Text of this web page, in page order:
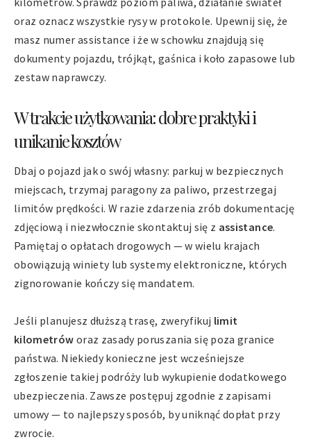
oraz oznacz wszystkie rysy w protokole. Upewnij się, że
masz numer assistance i że w schowku znajdują się
dokumenty pojazdu, trójkąt, gaśnica i koło zapasowe lub
zestaw naprawczy.
W trakcie użytkowania: dobre praktyki i
unikanie kosztów
Dbaj o pojazd jak o swój własny: parkuj w bezpiecznych
miejscach, trzymaj paragony za paliwo, przestrzegaj
limitów prędkości. W razie zdarzenia zrób dokumentację
zdjęciową i niezwłocznie skontaktuj się z assistance.
Pamiętaj o opłatach drogowych — w wielu krajach
obowiązują winiety lub systemy elektroniczne, których
zignorowanie kończy się mandatem.
Jeśli planujesz dłuższą trasę, zweryfikuj limit
kilometrów oraz zasady poruszania się poza granice
państwa. Niekiedy konieczne jest wcześniejsze
zgłoszenie takiej podróży lub wykupienie dodatkowego
ubezpieczenia. Zawsze postępuj zgodnie z zapisami
umowy — to najlepszy sposób, by uniknąć dopłat przy
zwrocie.